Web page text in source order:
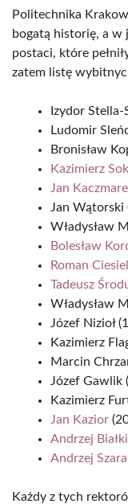
Politechnika
bogatą historię, a w
postaci, które
zatem listę
Izydor
Ludomir
Bronisław
Kazimierz
Jan
Jan Wątorski
Władysław
Bolesław
Roman
Tadeusz
Władysław
Józef Nizioł
Kazimierz
Marcin
Józef Gawlik
Kazimierz
Jan Kazior
Andrzej
Andrzej
Każdy z tych